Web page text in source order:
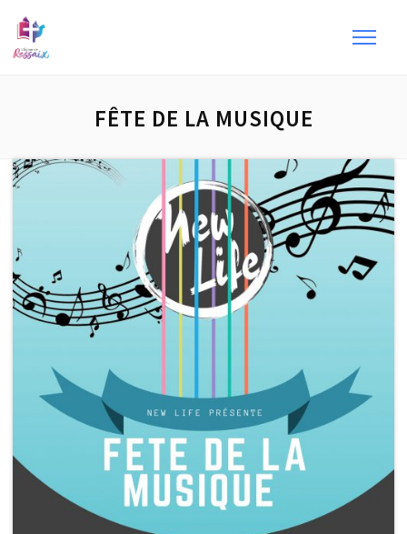
FÊTE DE LA MUSIQUE